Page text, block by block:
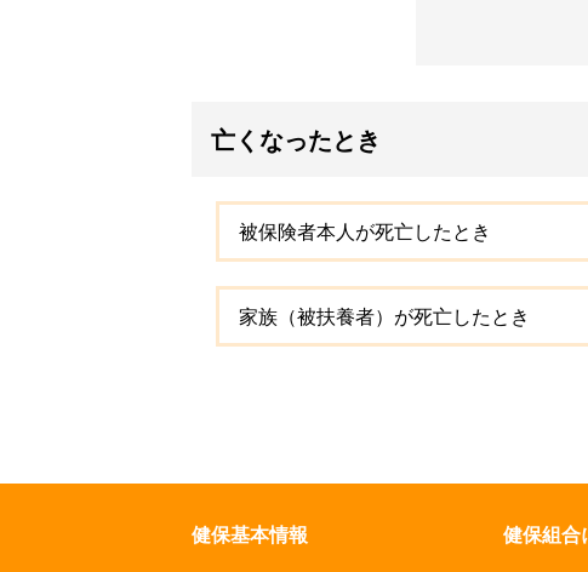
亡くなったとき
被保険者本人が死亡したとき
家族（被扶養者）が死亡したとき
健保基本情報 健保組合